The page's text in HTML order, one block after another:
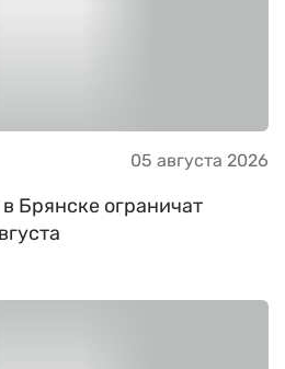
05 августа 2026
Брянске ограничат